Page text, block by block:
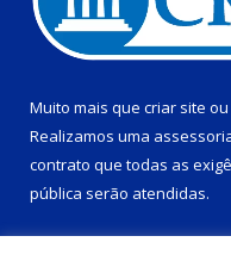
Muito mais que criar site ou
Realizamos uma
contrato que todas as
pública serão atendidas.